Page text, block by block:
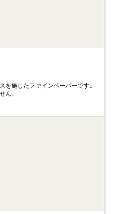
を施したファインペーパーです。
ん。